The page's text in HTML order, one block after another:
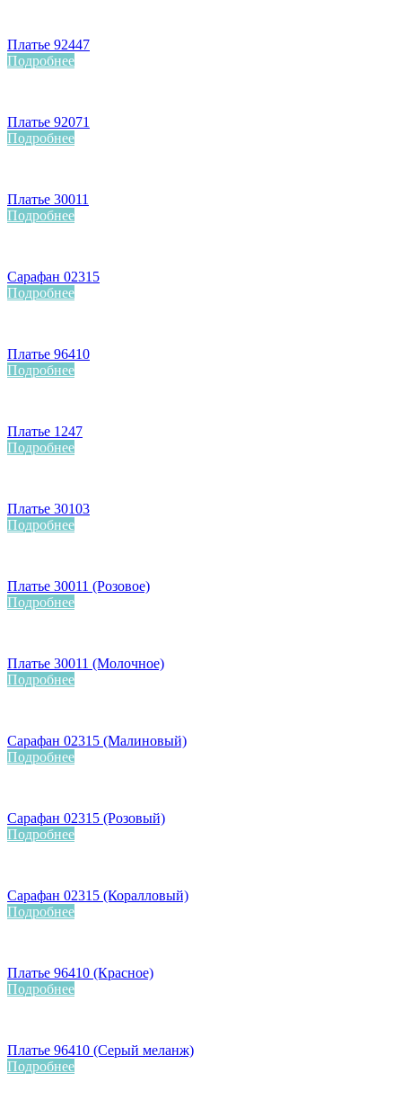
Платье 92447
Подробнее
Платье 92071
Подробнее
Платье 30011
Подробнее
Сарафан 02315
Подробнее
Платье 96410
Подробнее
Платье 1247
Подробнее
Платье 30103
Подробнее
Платье 30011 (Розовое)
Подробнее
Платье 30011 (Молочное)
Подробнее
Сарафан 02315 (Малиновый)
Подробнее
Сарафан 02315 (Розовый)
Подробнее
Сарафан 02315 (Коралловый)
Подробнее
Платье 96410 (Красное)
Подробнее
Платье 96410 (Серый меланж)
Подробнее